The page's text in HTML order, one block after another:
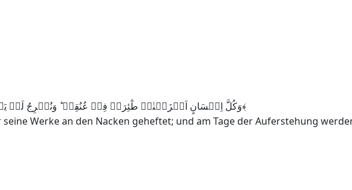
وَکُلَّ اِنۡسَانٍ اَلۡزَمۡنٰہُ طٰٓئِرَہٗ فِیۡ عُنُقِہٖ ؕ وَنُخۡرِجُ لَہٗ یَوۡمَ الۡقِیٰمَۃِ کِتٰبًا یَّلۡقٰٮہُ مَنۡشُوۡرًا ﴿۱۴﴾
Werke an den Nacken geheftet; und am Tage der Auferstehung